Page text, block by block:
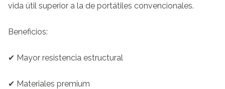
vida útil superior a la de portátiles convencionales.
Beneficios:
✔ Mayor resistencia estructural
✔ Materiales premium